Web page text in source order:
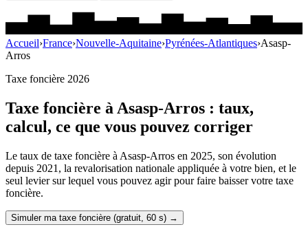
Accueil›France›Nouvelle-Aquitaine›Pyrénées-Atlantiques›Asasp-
Arros
Taxe foncière 2026
Taxe foncière àAsasp-Arros : taux,
calcul, ce que vous pouvez corriger
Le taux de taxe foncière à Asasp-Arros en 2025, son évolution
depuis 2021, la revalorisation nationale appliquée à votre bien, et le
seul levier sur lequel vous pouvez agir pour faire baisser votre taxe
foncière.
Simuler ma taxe foncière (gratuit, 60 s) →